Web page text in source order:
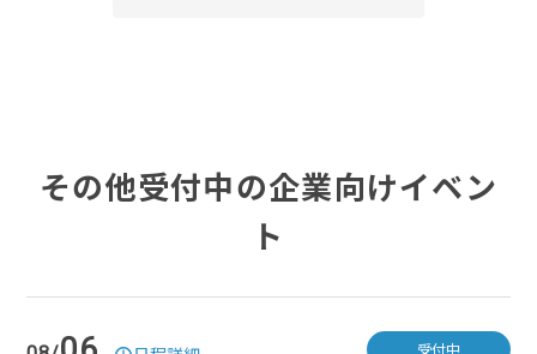
その他受付中の企業向けイベン
ト
受付中